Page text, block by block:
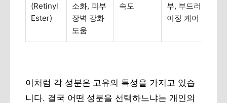
(Retinyl
Ester)
소화, 피부
장벽 강화
도움
속도
부, 부드러운 안
이징 케어 희망자
이처럼 각 성분은 고유의 특성을 가지고 있습
니다. 결국 어떤 성분을 선택하느냐는 개인의